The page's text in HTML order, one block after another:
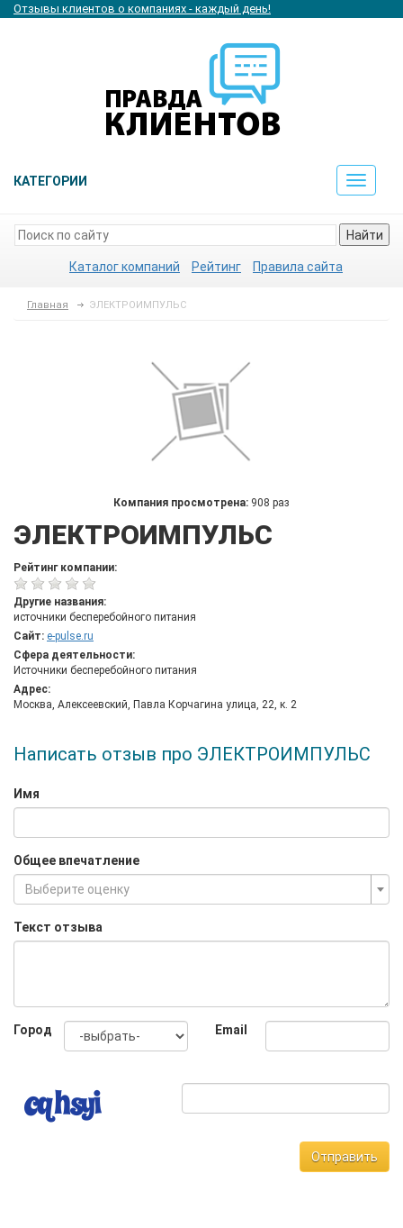
Отзывы клиентов о компаниях - каждый день!
КАТЕГОРИИ
Toggle
Найти
Каталог компаний Рейтинг Правила сайта
Главная ЭЛЕКТРОИМПУЛЬС
Компания просмотрена: 908 раз
ЭЛЕКТРОИМПУЛЬС
Рейтинг компании:
Другие названия:
источники бесперебойного питания
Сайт: e-pulse.ru
Сфера деятельности:
Источники бесперебойного питания
Адрес:
Москва, Алексеевский, Павла Корчагина улица, 22, к. 2
Написать отзыв про ЭЛЕКТРОИМПУЛЬС
Имя
Общее впечатление
Выберите оценку
Текст отзыва
Город Email
Отправить